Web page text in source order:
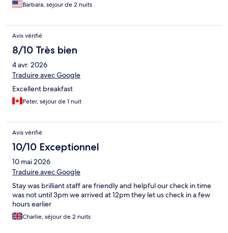
Barbara, séjour de 2 nuits
Avis vérifié
8/10 Très bien
4 avr. 2026
Traduire avec Google
Excellent breakfast
Peter, séjour de 1 nuit
Avis vérifié
10/10 Exceptionnel
10 mai 2026
Traduire avec Google
Stay was brilliant staff are friendly and helpful our check in time
was not until 3pm we arrived at 12pm they let us check in a few
hours earlier
Charlie, séjour de 2 nuits